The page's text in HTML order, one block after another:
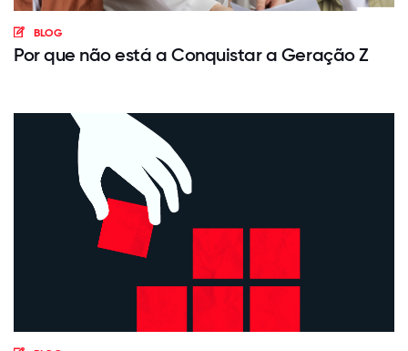
BLOG
Por que não está a Conquistar a Geração Z